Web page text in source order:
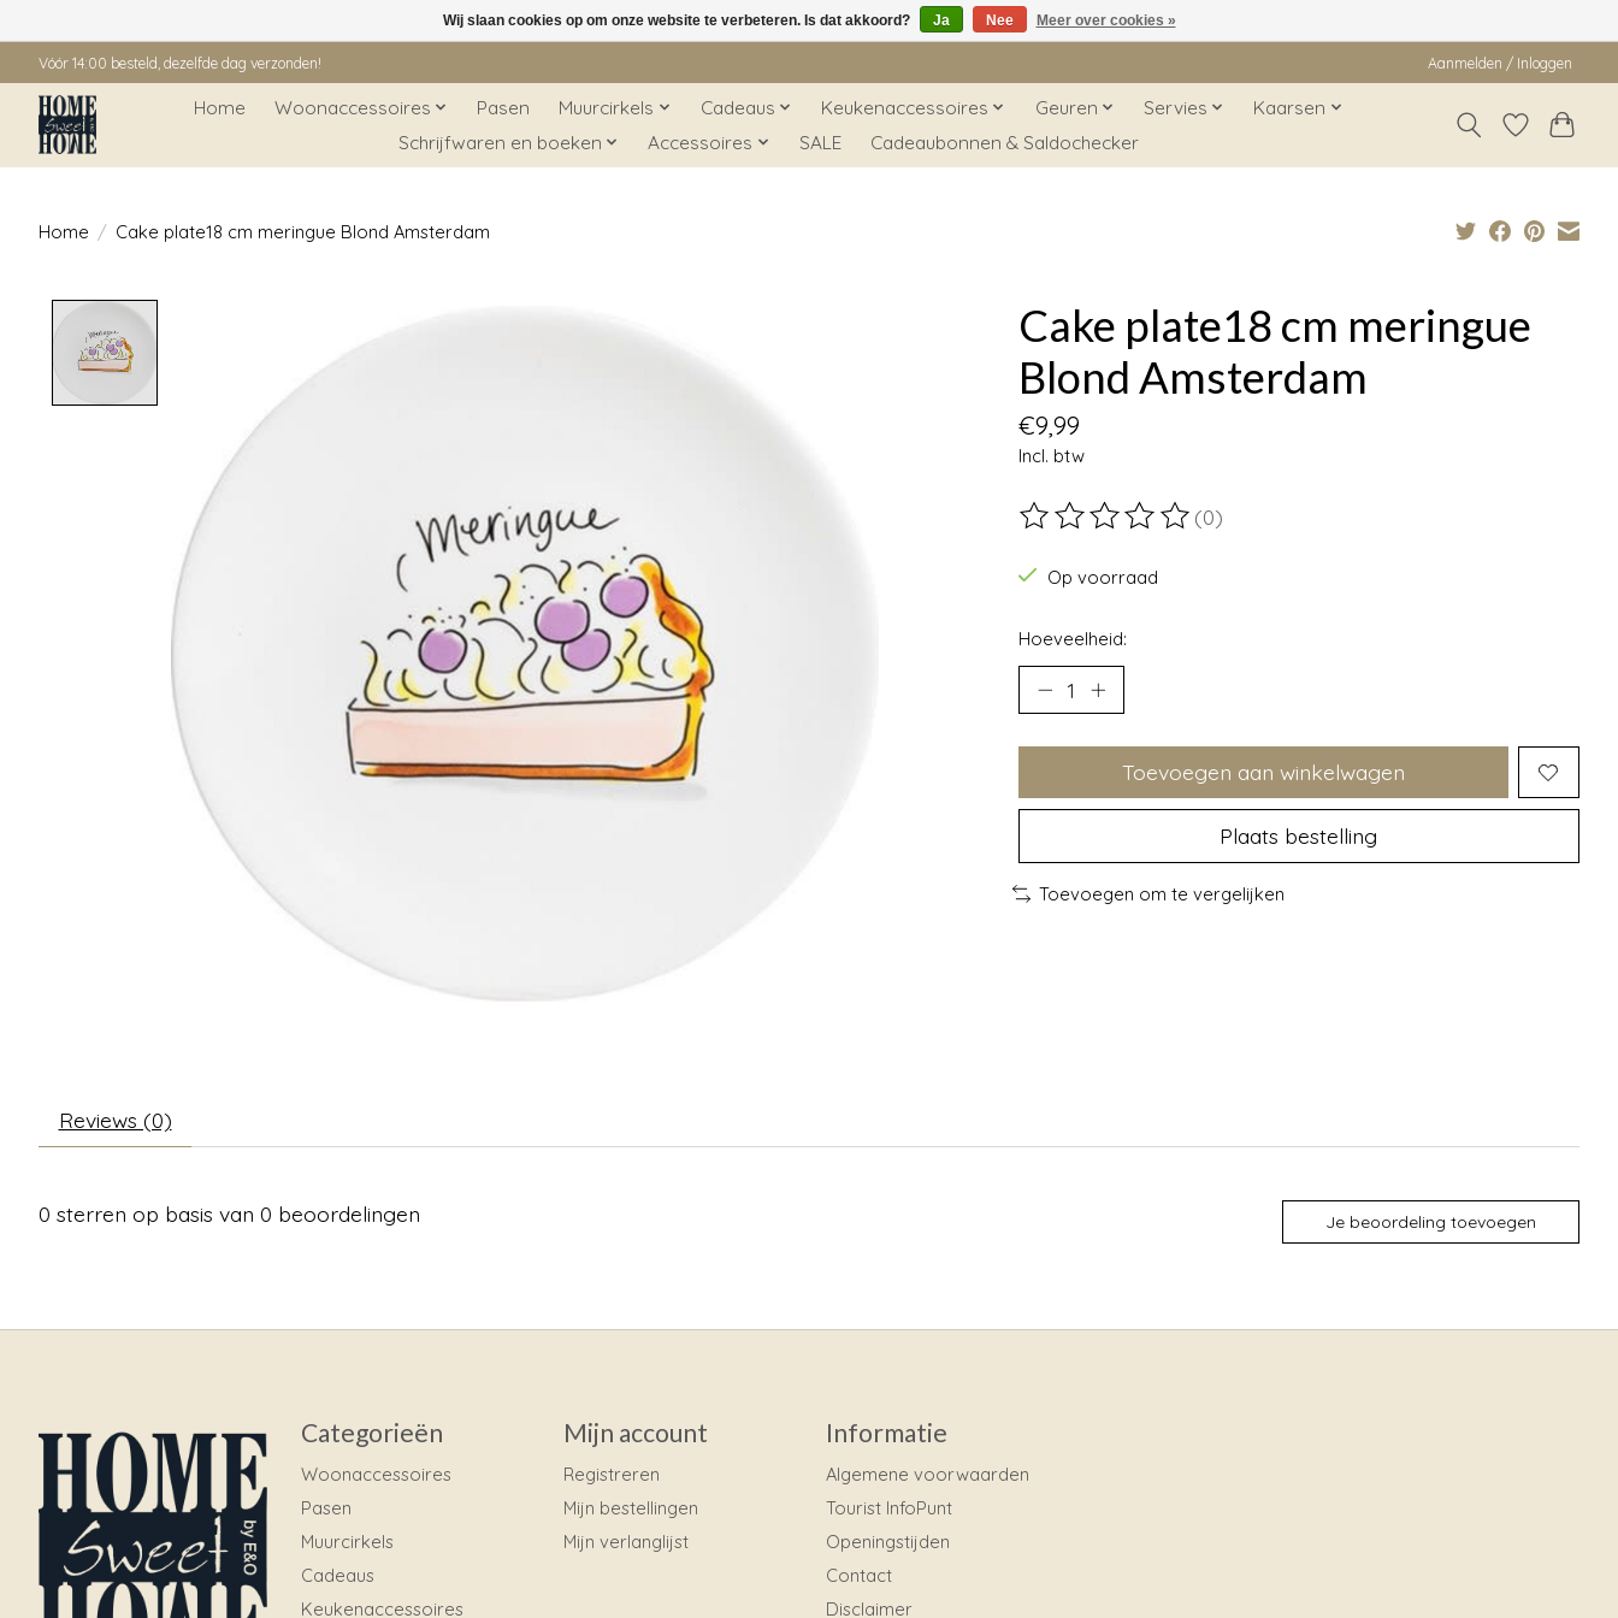
Vóór 14:00 besteld, dezelfde dag verzonden! Aanmelden / Inloggen
Home Woonaccessoires Pasen Muurcirkels Cadeaus Keukenaccessoires Geuren Servies
Kaarsen
Schrijfwaren en boeken
Accessoires SALE Cadeaubonnen & Saldochecker
Home / Cake plate18 cm meringue Blond Amsterdam
Cake plate18 cm meringue
Blond Amsterdam
€9,99
Incl. btw
De beoordeling van dit product is
(0)
Op voorraad
Hoeveelheid:
Toevoegen aan winkelwagen
Plaats bestelling
Toevoegen om te vergelijken
Reviews (0)
0 sterren op basis van 0 beoordelingen Je beoordeling toevoegen
Categorieën
Woonaccessoires
Pasen
Muurcirkels
Cadeaus
Keukenaccessoires
Mijn account
Registreren
Mijn bestellingen
Mijn verlanglijst
Informatie
Algemene voorwaarden
Tourist InfoPunt
Openingstijden
Contact
Disclaimer
Wij slaan cookies op om onze website te verbeteren. Is dat akkoord? Ja Nee Meer over cookies »